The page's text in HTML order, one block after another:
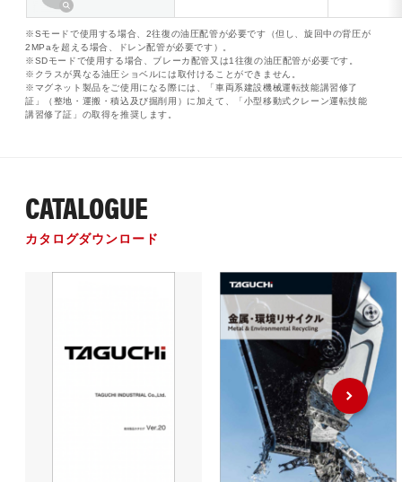
※Sモードで使用する場合、2往復の油圧配管が必要です（但し、旋回中の背圧が
2MPaを超える場合、ドレン配管が必要です）。
※SDモードで使用する場合、ブレーカ配管又は1往復の油圧配管が必要です。
※クラスが異なる油圧ショベルには取付けることができません。
※マグネット製品をご使用になる際には、「車両系建設機械運転技能講習修了
証」（整地・運搬・積込及び掘削用）に加えて、「小型移動式クレーン運転技能
講習修了証」の取得を推奨します。
CATALOGUE
カタログダウンロード